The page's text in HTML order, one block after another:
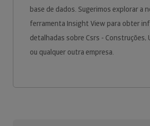
base de dados. Sugerimos explorar a
ferramenta Insight View para obter
detalhadas sobre Csrs - Construções,
ou qualquer outra empresa.